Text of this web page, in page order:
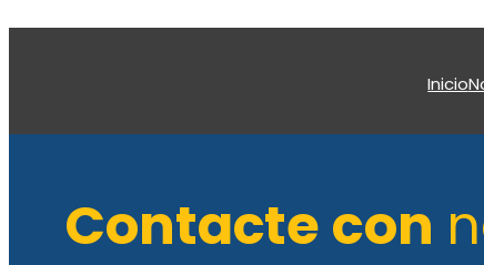
Inicio
Contacte con